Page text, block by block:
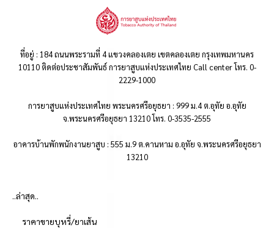
ที่อยู่ : 184 ถนนพระรามที่ 4 แขวงคลองเตย เขตคลองเตย กรุงเทพมหานคร
10110 ติดต่อประชาสัมพันธ์ การยาสูบแห่งประเทศไทย Call center โทร. 0-
2229-1000
การยาสูบแห่งประเทศไทย พระนครศรีอยุธยา : 999 ม.4 ต.อุทัย อ.อุทัย
จ.พระนครศรีอยุธยา 13210 โทร. 0-3535-2555
อาคารบ้านพักพนักงานยาสูบ : 555 ม.9 ต.คานหาม อ.อุทัย จ.พระนครศรีอยุธยา
13210
..ล่าสุด..
ราคาขายบุหรี่/ยาเส้น